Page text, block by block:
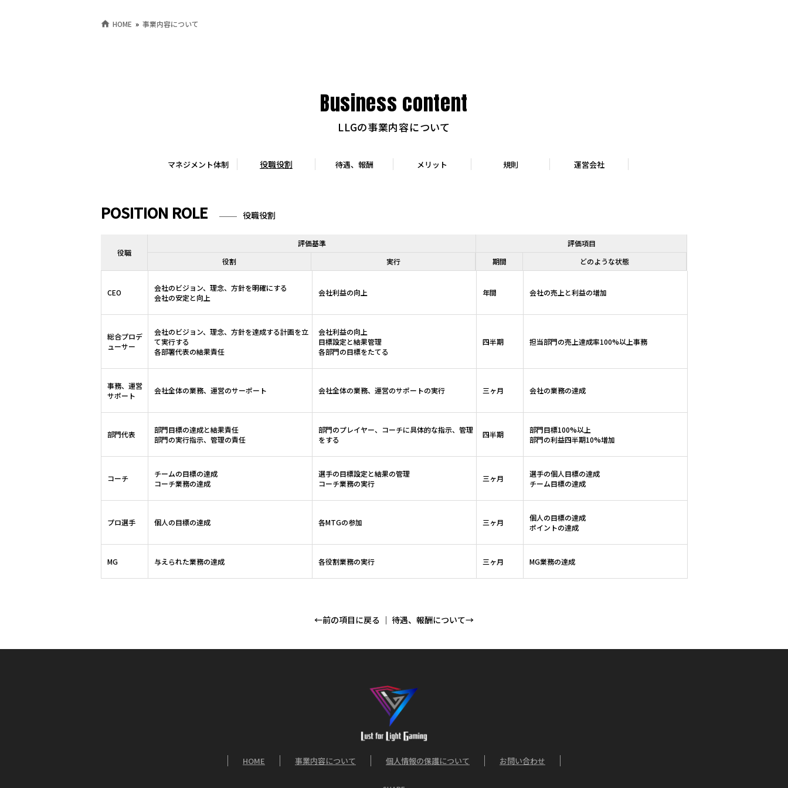
HOME 事業内容について
Business content
LLGの事業内容について
マネジメント体制 役職役割 待遇、報酬 メリット 規則 運営会社
POSITION ROLE 役職役割
役職
評価基準
役割
実行
評価項目
期間
どのような状態
CEO
会社のビジョン、理念、方針を明確にする
会社の安定と向上
会社利益の向上 年間 会社の売上と利益の増加
総合プロデ
ューサー
会社のビジョン、理念、方針を達成する計画を立
て実行する
各部署代表の結果責任
会社利益の向上
目標設定と結果管理
各部門の目標をたてる
四半期 担当部門の売上達成率100%以上事務
事務、運営
サポート
会社全体の業務、運営のサーポート 会社全体の業務、運営のサポートの実行 三ヶ月 会社の業務の達成
部門代表
部門目標の達成と結果責任
部門の実行指示、管理の責任
部門のプレイヤー、コーチに具体的な指示、管理
をする
四半期
部門目標100%以上
部門の利益四半期10%増加
コーチ
チームの目標の達成
コーチ業務の達成
選手の目標設定と結果の管理
コーチ業務の実行
三ヶ月
選手の個人目標の達成
チーム目標の達成
プロ選手 個人の目標の達成 各MTGの参加 三ヶ月
個人の目標の達成
ポイントの達成
MG 与えられた業務の達成 各役割業務の実行 三ヶ月 MG業務の達成
←前の項目に戻る ｜ 待遇、報酬について→
HOME 事業内容について 個人情報の保護について お問い合わせ